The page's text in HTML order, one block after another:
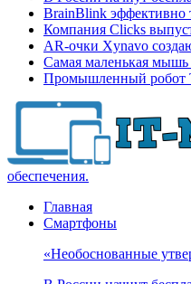
BrainBlink эффективно
Компания Clicks
AR-очки Xynavo
Самая маленькая мышь
Промышленный робот
обеспечения.
Главная
Смартфоны
«Необоснованные